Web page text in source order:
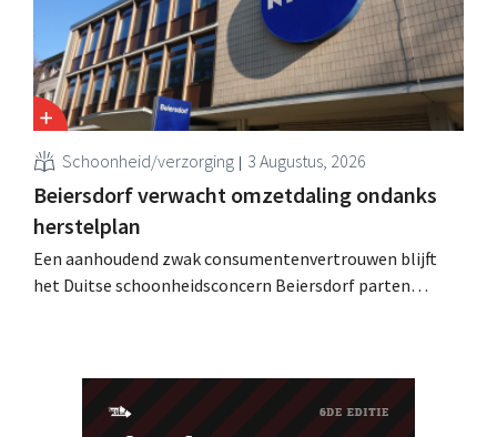
Schoonheid/verzorging 3 Augustus, 2026
Beiersdorf verwacht omzetdaling ondanks
herstelplan
Een aanhoudend zwak consumentenvertrouwen blijft
het Duitse schoonheidsconcern Beiersdorf parten